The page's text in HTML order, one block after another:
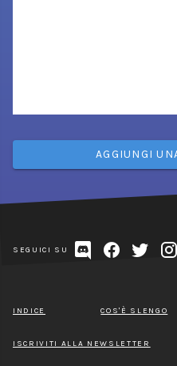
AGGIUNGI
SEGUICI SU
INDICE COS'È SLENGO
ISCRIVITI ALLA NEWSLETTER